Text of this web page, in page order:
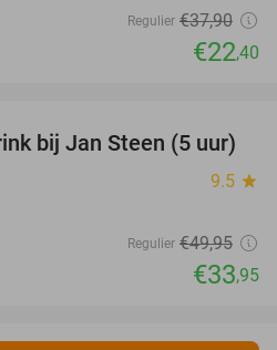
Regulier €37,90
€22,40
32%
bij Jan Steen (5 uur)
9.5 star
Regulier €49,95
€33,95